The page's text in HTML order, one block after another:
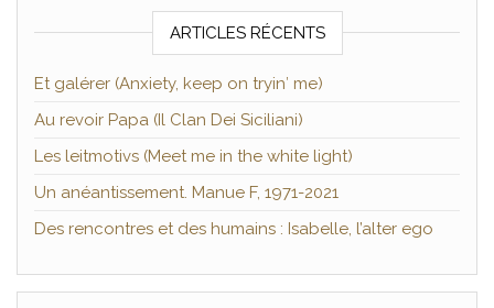
ARTICLES RÉCENTS
Et galérer (Anxiety, keep on tryin′ me)
Au revoir Papa (Il Clan Dei Siciliani)
Les leitmotivs (Meet me in the white light)
Un anéantissement. Manue F, 1971-2021
Des rencontres et des humains : Isabelle, l’alter ego